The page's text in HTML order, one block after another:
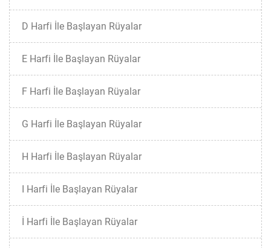
D Harfi İle Başlayan Rüyalar
E Harfi İle Başlayan Rüyalar
F Harfi İle Başlayan Rüyalar
G Harfi İle Başlayan Rüyalar
H Harfi İle Başlayan Rüyalar
I Harfi İle Başlayan Rüyalar
İ Harfi İle Başlayan Rüyalar